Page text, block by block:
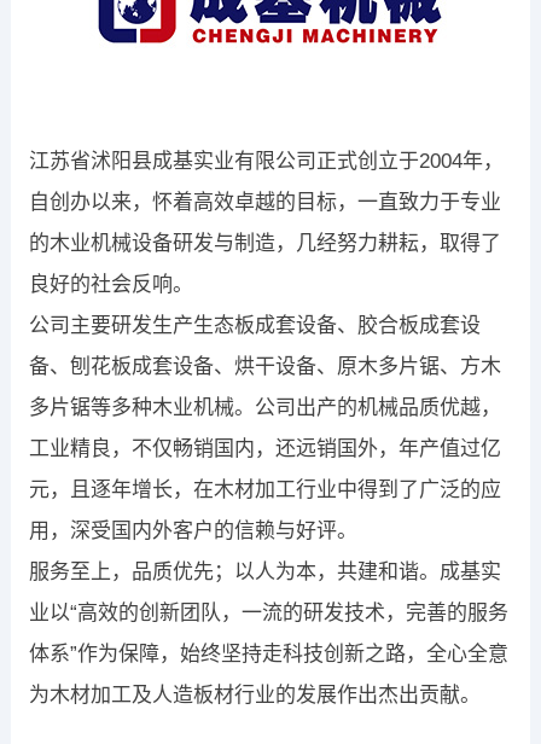
江苏省沭阳县成基实业有限公司正式创立于2004年，
自创办以来，怀着高效卓越的目标，一直致力于专业
的木业机械设备研发与制造，几经努力耕耘，取得了
良好的社会反响。
公司主要研发生产生态板成套设备、胶合板成套设
备、刨花板成套设备、烘干设备、原木多片锯、方木
多片锯等多种木业机械。公司出产的机械品质优越，
工业精良，不仅畅销国内，还远销国外，年产值过亿
元，且逐年增长，在木材加工行业中得到了广泛的应
用，深受国内外客户的信赖与好评。
服务至上，品质优先；以人为本，共建和谐。成基实
业以“高效的创新团队，一流的研发技术，完善的服务
体系”作为保障，始终坚持走科技创新之路，全心全意
为木材加工及人造板材行业的发展作出杰出贡献。